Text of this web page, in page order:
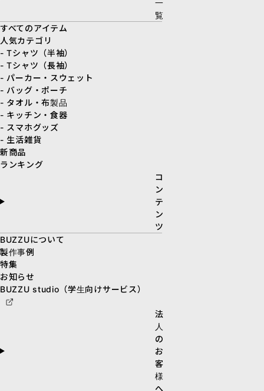
一
覧
すべてのアイテム
人気カテゴリ
- Tシャツ（半袖）
- Tシャツ（長袖）
- パーカー・スウェット
- バッグ・ポーチ
- タオル・布製品
- キッチン・食器
- スマホグッズ
- 生活雑貨
新商品
ランキング
コ
ン
テ
ン
ツ
BUZZUについて
製作事例
特集
お知らせ
BUZZU studio（学生向けサービス）
法
人
の
お
客
様
へ